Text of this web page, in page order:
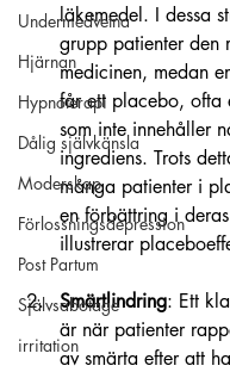
Undermedvetna
Hjärnan
Hypnoterapi
Dålig självkänsla
Moderskap
Förlossningsdepression
Post Partum
Självsabotage
irritation
läkemedel. I dessa
grupp patienter den
medicinen, medan
får ett placebo, ofta
som inte innehåller
ingrediens. Trots
många patienter i
en förbättring i
illustrerar
Smärtlindring: Ett
är när patienter
av smärta efter att